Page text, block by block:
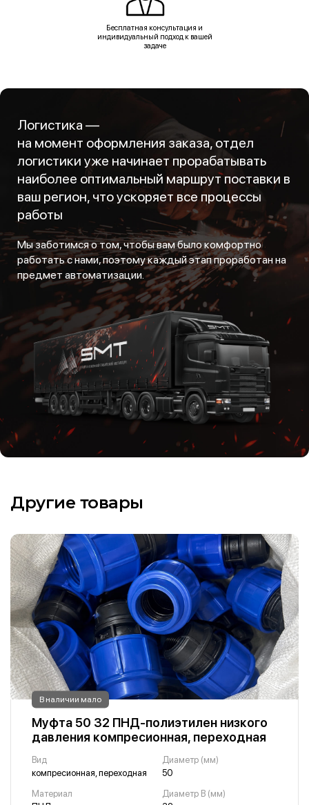
Бесплатная консультация и
индивидуальный подход к вашей
задаче
Логистика —
на момент оформления заказа, отдел
логистики уже начинает прорабатывать
наиболее оптимальный маршрут поставки в
ваш регион, что ускоряет все процессы
работы
Мы заботимся о том, чтобы вам было комфортно
работать с нами, поэтому каждый этап проработан на
предмет автоматизации.
Другие товары
В наличии мало
Муфта 50 32 ПНД-полиэтилен низкого
давления компресионная, переходная
Вид
компресионная, переходная
Диаметр (мм)
50
Материал
Диаметр B (мм)